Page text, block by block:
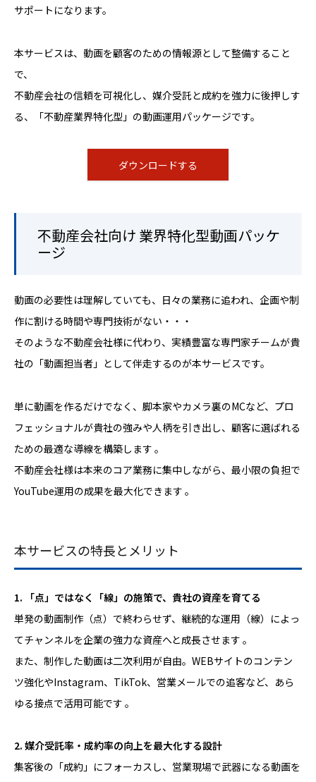
サポートになります。
本サービスは、動画を顧客のための情報源として整備すること
で、
不動産会社の信頼を可視化し、媒介受託と成約を強力に後押しす
る、「不動産業界特化型」の動画運用パッケージです。
ダウンロードする
不動産会社向け 業界特化型動画パッケ
ージ
動画の必要性は理解していても、日々の業務に追われ、企画や制
作に割ける時間や専門技術がない・・・
そのような不動産会社様に代わり、実績豊富な専門家チームが貴
社の「動画担当者」として伴走するのが本サービスです。
単に動画を作るだけでなく、脚本家やカメラ裏のMCなど、プロ
フェッショナルが貴社の強みや人柄を引き出し、顧客に選ばれる
ための最適な導線を構築します 。
不動産会社様は本来のコア業務に集中しながら、最小限の負担で
YouTube運用の成果を最大化できます 。
本サービスの特長とメリット
1. 「点」ではなく「線」の施策で、貴社の資産を育てる
単発の動画制作（点）で終わらせず、継続的な運用（線）によっ
てチャンネルを企業の強力な資産へと成長させます 。
また、制作した動画は二次利用が自由。WEBサイトのコンテン
ツ強化やInstagram、TikTok、営業メールでの追客など、あら
ゆる接点で活用可能です 。
2. 媒介受託率・成約率の向上を最大化する設計
集客後の「成約」にフォーカスし、営業現場で武器になる動画を